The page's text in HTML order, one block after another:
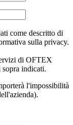
come descritto di
sulla privacy.
di OFTEX
indicati.
l'impossibilità